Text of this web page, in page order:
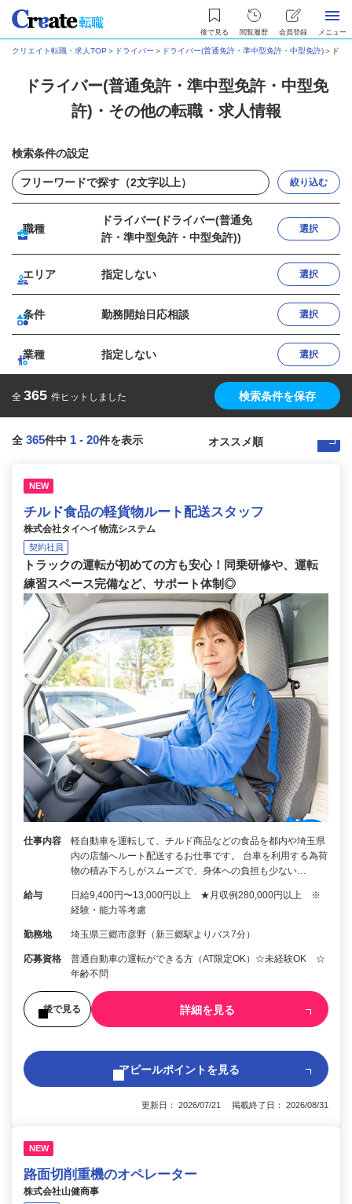
後で見る 閲覧履歴 会員登録 メニュー
クリエイト転職・求人TOP ＞ ドライバー ＞ ドライバー(普通免許・準中型免許・中型免許)＞ ドラ
ドライバー(普通免許・準中型免許・中型免
許)・その他の転職・求人情報
検索条件の設定
絞り込む
職種
ドライバー(ドライバー(普通免
許・準中型免許・中型免許))
選択
エリア 指定しない 選択
条件 勤務開始日応相談 選択
業種 指定しない 選択
全 365 件ヒットしました 検索条件を保存
全 365件中 1 - 20件を表示
NEW
チルド食品の軽貨物ルート配送スタッフ
株式会社タイヘイ物流システム
契約社員
トラックの運転が初めての方も安心！同乗研修や、運転
練習スペース完備など、サポート体制◎
仕事内容
軽自動車を運転して、チルド商品などの食品を都内や埼玉県
内の店舗へルート配送するお仕事です。 台車を利用する為荷
物の積み下ろしがスムーズで、身体への負担も少ない…
給与
日給9,400円〜13,000円以上 ★月収例280,000円以上 ※
経験・能力等考慮
勤務地 埼玉県三郷市彦野（新三郷駅よりバス7分）
応募資格
普通自動車の運転ができる方（AT限定OK）☆未経験OK ☆
年齢不問
後で見る 詳細を見る
アピールポイントを見る
更新日： 2026/07/21 掲載終了日： 2026/08/31
NEW
路面切削重機のオペレーター
株式会社山健商事